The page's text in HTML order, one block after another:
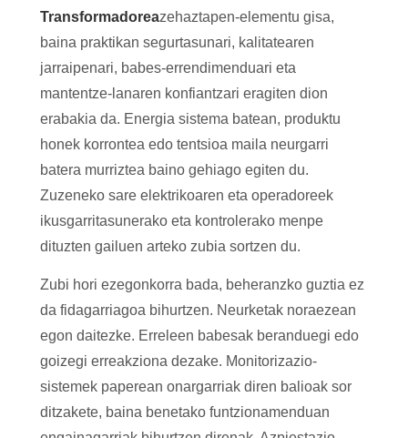
Transformadoreazehaztapen-elementu gisa,
baina praktikan segurtasunari, kalitatearen
jarraipenari, babes-errendimenduari eta
mantentze-lanaren konfiantzari eragiten dion
erabakia da. Energia sistema batean, produktu
honek korrontea edo tentsioa maila neurgarri
batera murriztea baino gehiago egiten du.
Zuzeneko sare elektrikoaren eta operadoreek
ikusgarritasunerako eta kontrolerako menpe
dituzten gailuen arteko zubia sortzen du.
Zubi hori ezegonkorra bada, beheranzko guztia ez
da fidagarriagoa bihurtzen. Neurketak noraezean
egon daitezke. Erreleen babesak beranduegi edo
goizegi erreakziona dezake. Monitorizazio-
sistemek paperean onargarriak diren balioak sor
ditzakete, baina benetako funtzionamenduan